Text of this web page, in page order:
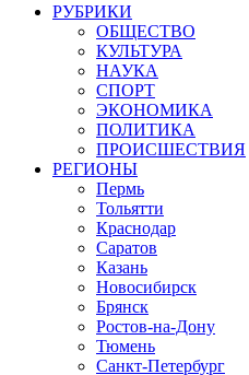
РУБРИКИ
ОБЩЕСТВО
КУЛЬТУРА
НАУКА
СПОРТ
ЭКОНОМИКА
ПОЛИТИКА
ПРОИСШЕСТВИЯ
РЕГИОНЫ
Пермь
Тольятти
Краснодар
Саратов
Казань
Новосибирск
Брянск
Ростов-на-Дону
Тюмень
Санкт-Петербург